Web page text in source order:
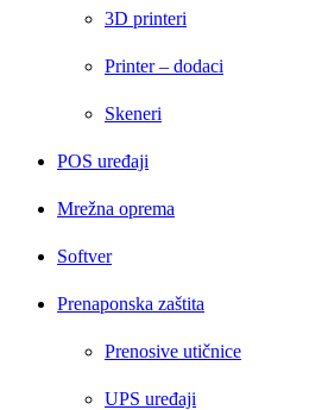
3D printeri
Printer – dodaci
Skeneri
POS uređaji
Mrežna oprema
Softver
Prenaponska zaštita
Prenosive utičnice
UPS uređaji